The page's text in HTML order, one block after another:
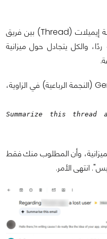
تخيل أنك عُدت من إجازة لتجد سلسلة إيميلات (Thread) بين فريق
التسويق والمبيعات تحتوي على 40 ردًا، والكل يتجادل حول ميزانية
الحل بسيط، اضغط على أيقونة Gemini (النجمة الرباعية) في الزاوية،
"Summarize this
وأن المطلوب منك فقط
انتهى الأمر.